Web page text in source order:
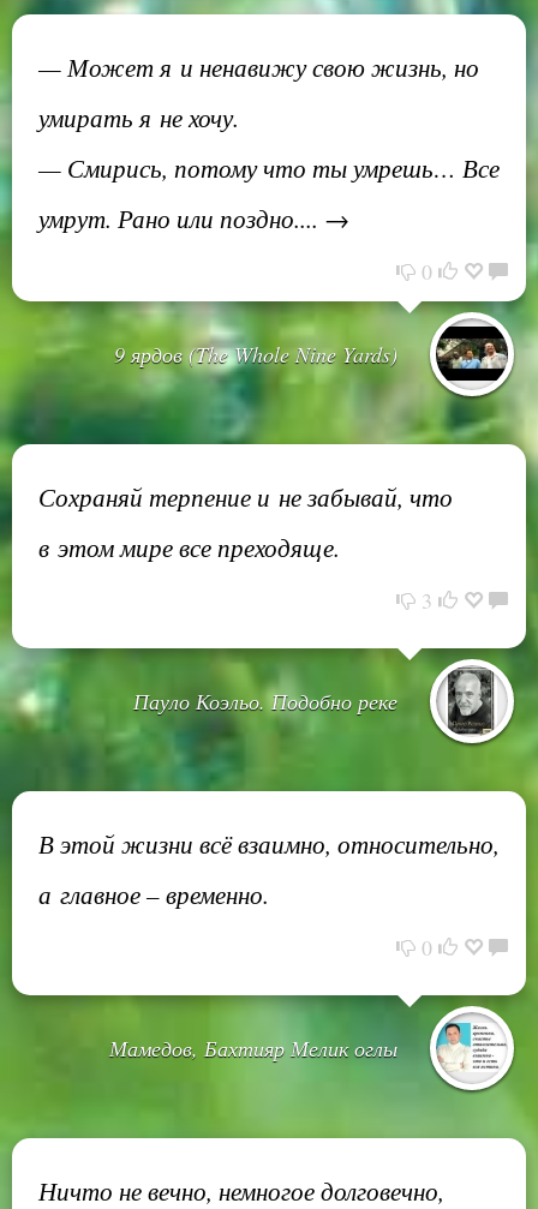
— Может я и ненавижу свою жизнь, но
умирать я не хочу.
— Смирись, потому что ты умрешь… Все
умрут. Рано или поздно.... →
0
9 ярдов (The Whole Nine Yards)
Сохраняй терпение и не забывай, что
в этом мире все преходяще.
3
Пауло Коэльо. Подобно реке
В этой жизни всё взаимно, относительно,
а главное – временно.
0
Мамедов, Бахтияр Мелик оглы
Ничто не вечно, немногое долговечно,